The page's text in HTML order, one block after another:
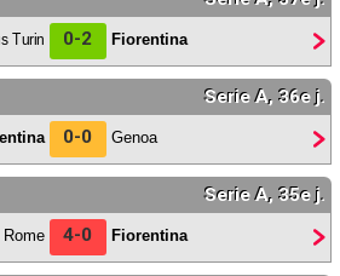
Turin 0-2 Fiorentina
Serie A, 36e j.
0-0 Genoa
Serie A, 35e j.
4-0 Fiorentina